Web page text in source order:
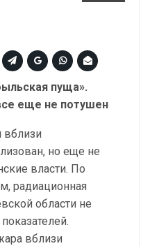
пуща».
еще не потушен
вблизи
но еще не
власти. По
радиационная
области не
вблизи